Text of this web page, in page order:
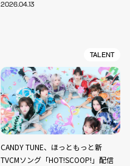
2026.04.13
TALENT
CANDY TUNE、ほっともっと新
TVCMソング「HOT!SCOOP!」配信